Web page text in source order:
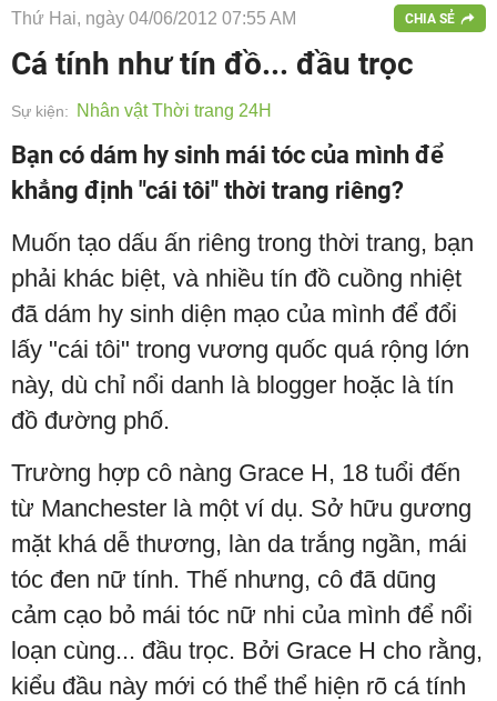
Thứ Hai, ngày 04/06/2012 07:55 AM CHIA SẺ
Cá tính như tín đồ... đầu trọc
Sự kiện: Nhân vật Thời trang 24H
Bạn có dám hy sinh mái tóc của mình để
khẳng định "cái tôi" thời trang riêng?
Muốn tạo dấu ấn riêng trong thời trang, bạn
phải khác biệt, và nhiều tín đồ cuồng nhiệt
đã dám hy sinh diện mạo của mình để đổi
lấy "cái tôi" trong vương quốc quá rộng lớn
này, dù chỉ nổi danh là blogger hoặc là tín
đồ đường phố.
Trường hợp cô nàng Grace H, 18 tuổi đến
từ Manchester là một ví dụ. Sở hữu gương
mặt khá dễ thương, làn da trắng ngần, mái
tóc đen nữ tính. Thế nhưng, cô đã dũng
cảm cạo bỏ mái tóc nữ nhi của mình để nổi
loạn cùng... đầu trọc. Bởi Grace H cho rằng,
kiểu đầu này mới có thể thể hiện rõ cá tính